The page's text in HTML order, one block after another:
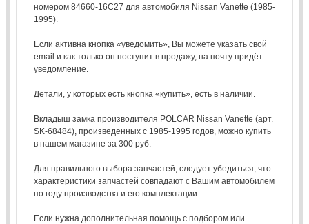
номером 84660-16C27 для автомобиля Nissan Vanette (1985-
1995).
Если активна кнопка «уведомить», Вы можете указать свой
email и как только он поступит в продажу, на почту придёт
уведомление.
Детали, у которых есть кнопка «купить», есть в наличии.
Вкладыш замка производителя POLCAR Nissan Vanette (арт.
SK-68484), произведенных с 1985-1995 годов, можно купить
в нашем магазине за 300 руб.
Для правильного выбора запчастей, следует убедиться, что
характеристики запчастей совпадают с Вашим автомобилем
по году производства и его комплектации.
Если нужна дополнительная помощь с подбором или